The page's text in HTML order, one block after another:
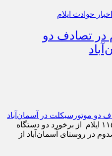
حوادث ایلام
در تصادف دو
مسئول روابط عمومی اورژانس ۱۱۵ ایلام از برخورد دو دستگاه
در روستای آسمان‌آباد از